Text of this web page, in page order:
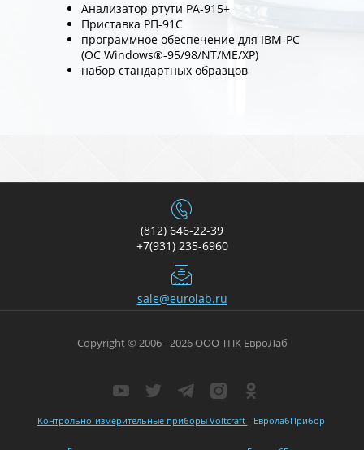
Анализатор ртути РА-915+
Приставка РП-91C
программное обеспечение для IBM-PC
(ОС Windows®-95/98/NT/ME/XP)
набор стандартных образцов
(812) 646-22-39
+7(931) 235-6960
sale@eurolab.ru
Контрольно-измерительные приборы Voltcraft - ЕвролабПрибор
Copyright © 2006 - 2026 ООО ТПК ЕвроЛаб